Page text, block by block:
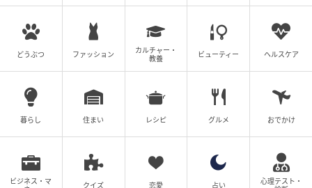
どうぶつ ファッション
カルチャー・
教養
ビューティー ヘルスケア
暮らし 住まい レシピ グルメ おでかけ
ビジネス・マ
クイズ 恋愛 占い
心理テスト・